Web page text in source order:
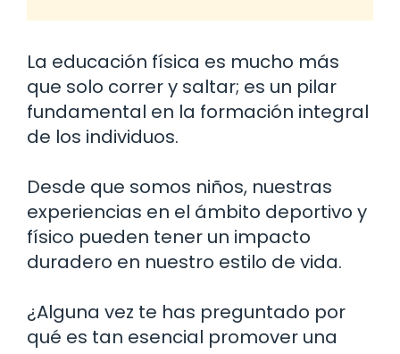
La educación física es mucho más
que solo correr y saltar; es un pilar
fundamental en la formación integral
de los individuos.
Desde que somos niños, nuestras
experiencias en el ámbito deportivo y
físico pueden tener un impacto
duradero en nuestro estilo de vida.
¿Alguna vez te has preguntado por
qué es tan esencial promover una